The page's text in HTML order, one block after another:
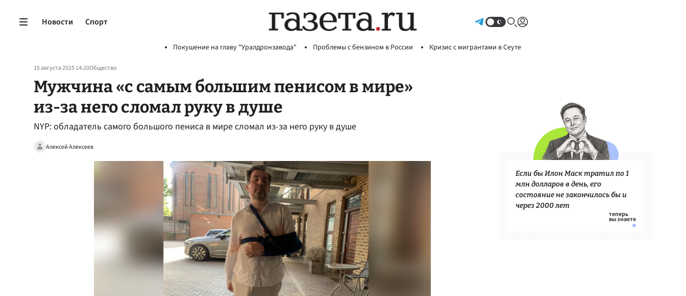
Новости Спорт
Покушение на главу "Уралдронзавода" Проблемы с бензином в России Кризис с мигрантами в Сеуте
15 августа 2025 14:20Общество
Мужчина «с самым большим пенисом в мире»
из-за него сломал руку в душе
NYP: обладатель самого большого пениса в мире сломал из-за него руку в душе
Алексей Алексеев
Если бы Илон Маск тратил по 1
млн долларов в день, его
состояние не закончилось бы и
через 2000 лет